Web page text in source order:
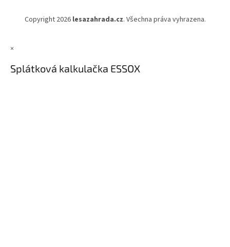
Copyright 2026 lesazahrada.cz. Všechna práva vyhrazena.
×
Splátková kalkulačka ESSOX